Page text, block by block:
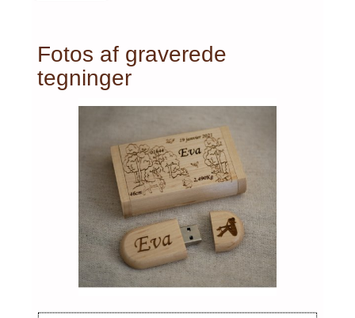
Fotos af graverede
tegninger